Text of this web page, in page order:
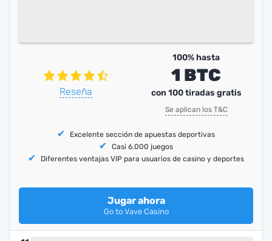
Reseña
100% hasta
1 BTC
con 100 tiradas gratis
Se aplican los T&C
Excelente sección de apuestas deportivas
Casi 6.000 juegos
Diferentes ventajas VIP para usuarios de casino y deportes
Jugar ahora
Go to Vave Casino